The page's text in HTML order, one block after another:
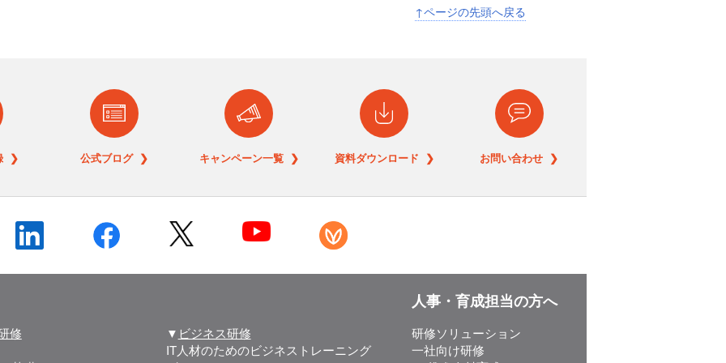
↑ページの先頭へ戻る
❯ 公式ブログ ❯ キャンペーン一覧 ❯ 資料ダウンロード ❯ お問い合わせ ❯
修
▼ ビジネス研修
IT人材のためのビジネストレーニング
人事・育成担当の方へ
研修ソリューション
一社向け研修